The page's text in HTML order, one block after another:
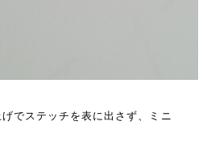
でステッチを表に出さず、ミニ